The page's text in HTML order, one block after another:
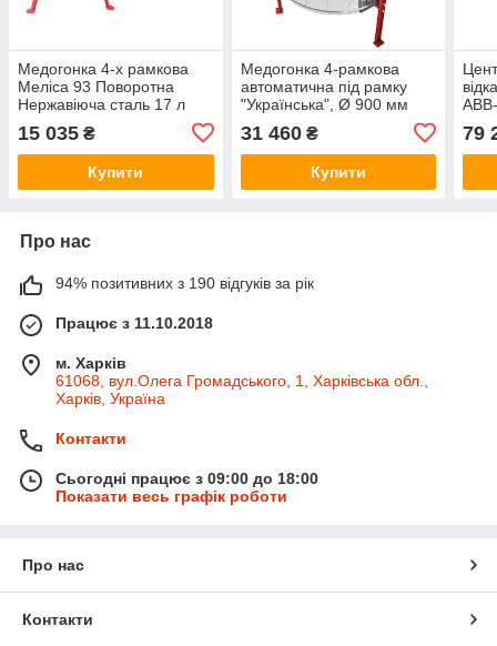
Медогонка 4-х рамкова
Меліса 93 Поворотна
Нержавіюча сталь 17 л
ніжках
15 035 ₴
Купити
Медогонка 4-рамкова
автоматична під рамку
"Українська", Ø 900 мм
31 460₴
Купити
79
Про нас
94% позитивних з 190 відгуків за рік
Працює з 11.10.2018
м. Харків
61068, вул.Олега Громадського, 1, Харківська обл.,
Харків, Україна
Контакти
Сьогодні працює з 09:00 до 18:00
Показати весь графік роботи
Про нас
Контакти